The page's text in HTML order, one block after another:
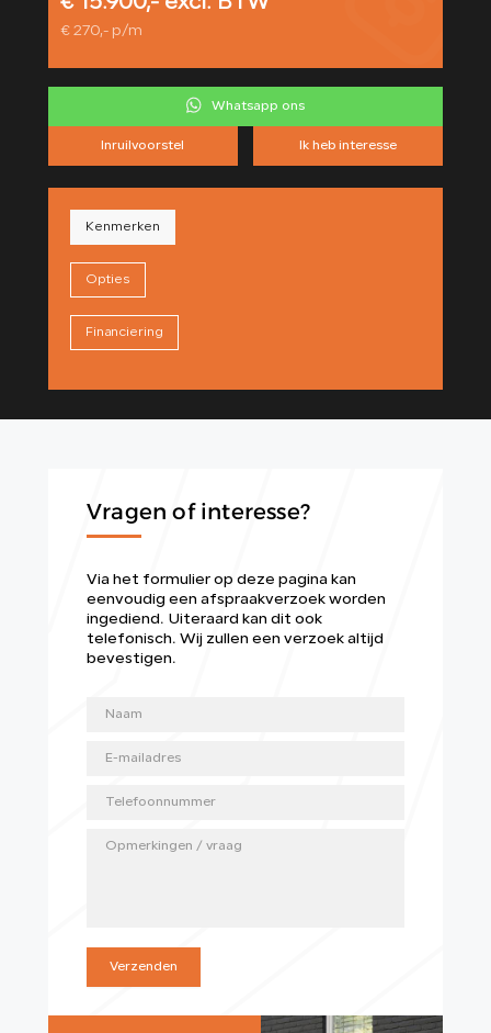
€ 270,- p/m
Whatsapp ons
Inruilvoorstel Ik heb interesse
Kenmerken
Opties
Financiering
Vragen of interesse?
Via het formulier op deze pagina kan
eenvoudig een afspraakverzoek worden
ingediend. Uiteraard kan dit ook
telefonisch. Wij zullen een verzoek altijd
bevestigen.
Verzenden